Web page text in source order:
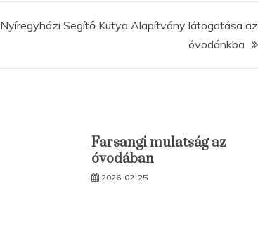
Nyíregyházi Segítő Kutya Alapítvány látogatása az
óvodánkba
Farsangi mulatság az
óvodában
2026-02-25